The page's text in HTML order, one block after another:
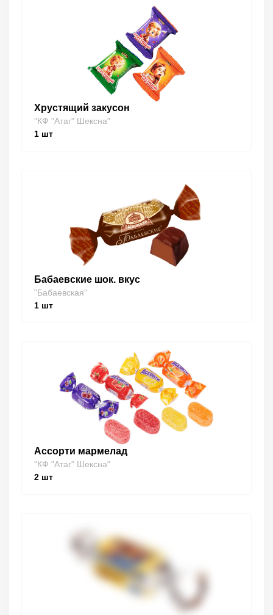
Хрустящий закусон
"КФ "Атаг" Шексна"
1 шт
Бабаевские шок. вкус
"Бабаевская"
1 шт
Ассорти мармелад
"КФ "Атаг" Шексна"
2 шт